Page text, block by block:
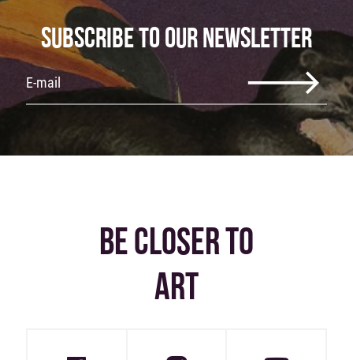
SUBSCRIBE TO OUR NEWSLETTER
BE CLOSER TO
ART